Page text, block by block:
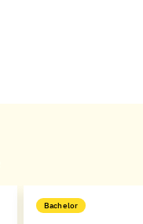
Bachelor